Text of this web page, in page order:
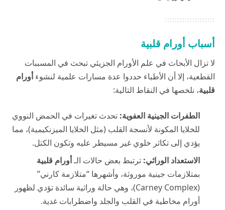
أسباب أورام قلبية
لا تزال الأبحاث في علم الأورام الجزيئي تبحث في المسببات
القطعية، إلا أن الأطباء حددوا عدة مسارات علمية لنشوءأورام
قلبية، نلخصها في النقاط التالية:
الطفرات الجينية العفوية: تحدث تغيرات في الحمض النووي
للخلايا المكونة لأنسجة القلب (مثل الخلايا الميزنكيمية)، مما
يؤدي إلى تكاثر خلوي غير مسيطر عليه وتكون الكتل.
الاستعداد الوراثي: ترتبط بعض حالات الـأورام قلبية
بمتلازمات جينية موروثة، وأشهرها “متلازمة كارني”
(Carney Complex)، وهي حالة وراثية سائدة تؤدي لظهور
أورام مخاطية في القلب والجلد واضطرابات غدية.